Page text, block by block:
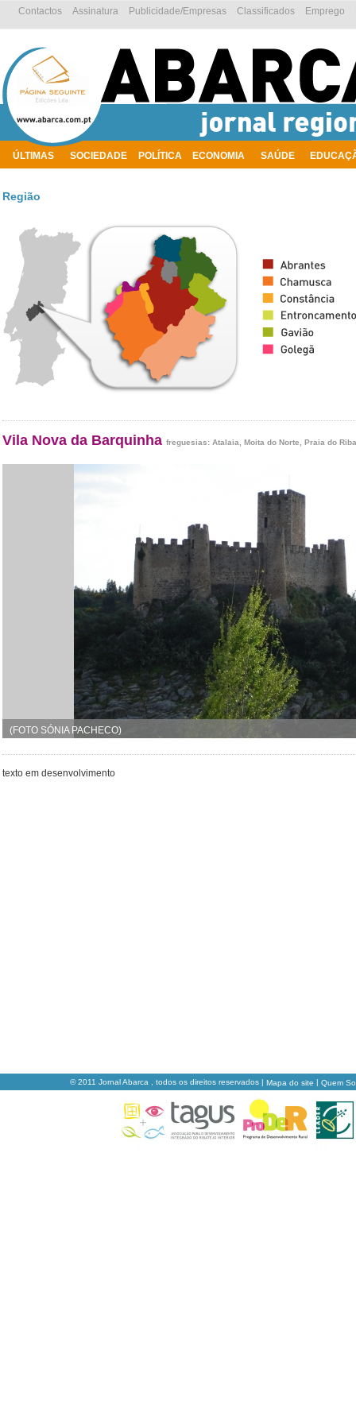
ÚLTIMAS SOCIEDADE POLÍTICA ECONOMIA SAÚDE
Emprego
Classificados
Publicidade/Empresas
Assinatura
Contactos
Região
Vila Nova da Barquinha freguesias: Atalaia Moita do Norte Praia do
(FOTO SÓNIA PACHECO)
texto em desenvolvimento
© 2011 Jornal Abarca , todos os direitos reservados | Mapa do site | Quem